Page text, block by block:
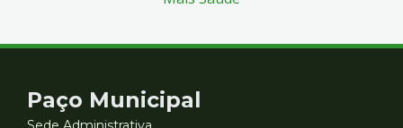
Contato
Paço Municipal